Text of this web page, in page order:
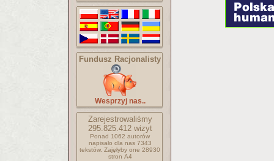
Fundusz Racjonalisty
Wesprzyj nas..
Zarejestrowaliśmy
295.825.412wizyt
Ponad 1062 autorów
napisało dla nas 7343
tekstów. Zajęłyby one 28930
stron A4